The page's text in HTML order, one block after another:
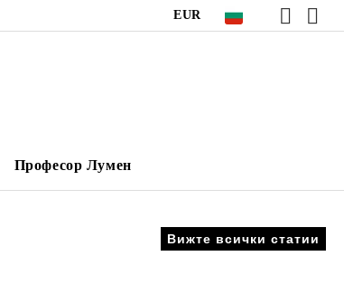
EUR
Професор Лумен
Вижте всички статии